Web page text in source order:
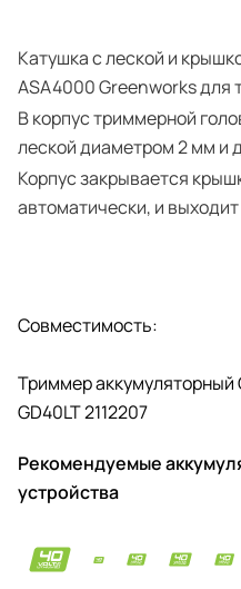
Катушка с леской и
ASA4000 Greenworks для
В корпус триммерной
леской диаметром 2 мм и
Корпус закрывается
автоматически, и
Совместимость:
Триммер аккумуляторный
GD40LT 2112207
Рекомендуемые
устройства